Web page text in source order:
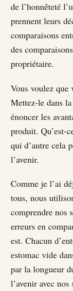
de l’honnêteté
prennent leurs
comparaisons
des
propriétaire.
Vous voulez que
Mettez-le dans
énoncer les
produit. Qu’est-
qui d’autre cela
l’avenir.
Comme je l’ai
tous, nous
comprendre nos
erreurs en
est. Chacun
estomac vide
par la longueur
l’avenir avec nos